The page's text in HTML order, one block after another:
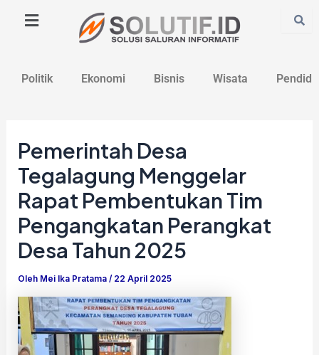
Politik Ekonomi Bisnis Wisata
Pemerintah Desa
Tegalagung Menggelar
Rapat Pembentukan Tim
Pengangkatan Perangkat
Desa Tahun 2025
Oleh Mei Ika Pratama/ 22 April 2025
navigation